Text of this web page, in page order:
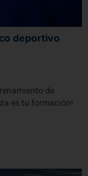
deportivo
de
es tu formación!